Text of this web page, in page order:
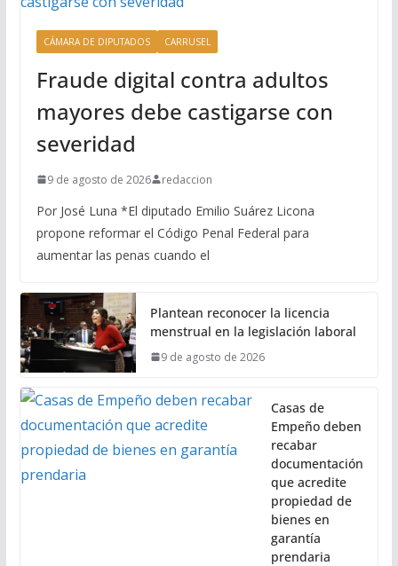
CÁMARA DE DIPUTADOS CARRUSEL
Fraude digital contra adultos
mayores debe castigarse con
severidad
9 de agosto de 2026 redaccion
Por José Luna *El diputado Emilio Suárez Licona
propone reformar el Código Penal Federal para
aumentar las penas cuando el
Plantean reconocer la licencia
menstrual en la legislación laboral
9 de agosto de 2026
Casas de
Empeño deben
recabar
documentación
que acredite
propiedad de
bienes en
garantía
prendaria